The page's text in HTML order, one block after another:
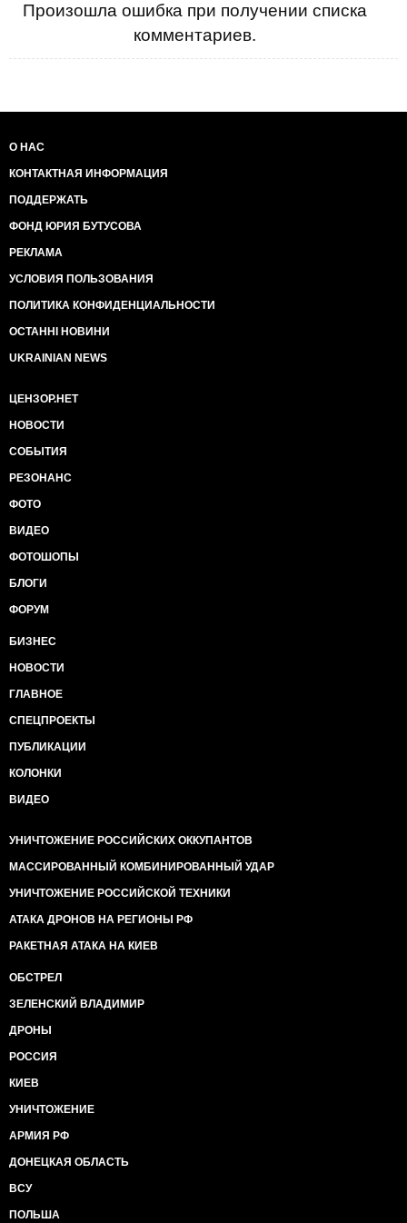
Произошла ошибка при получении списка
комментариев.
О НАС
КОНТАКТНАЯ ИНФОРМАЦИЯ
ПОДДЕРЖАТЬ
ФОНД ЮРИЯ БУТУСОВА
РЕКЛАМА
УСЛОВИЯ ПОЛЬЗОВАНИЯ
ПОЛИТИКА КОНФИДЕНЦИАЛЬНОСТИ
ОСТАННІ НОВИНИ
UKRAINIAN NEWS
ЦЕНЗОР.НЕТ
НОВОСТИ
СОБЫТИЯ
РЕЗОНАНС
ФОТО
ВИДЕО
ФОТОШОПЫ
БЛОГИ
ФОРУМ
БИЗНЕС
НОВОСТИ
ГЛАВНОЕ
СПЕЦПРОЕКТЫ
ПУБЛИКАЦИИ
КОЛОНКИ
ВИДЕО
УНИЧТОЖЕНИЕ РОССИЙСКИХ ОККУПАНТОВ
МАССИРОВАННЫЙ КОМБИНИРОВАННЫЙ УДАР
УНИЧТОЖЕНИЕ РОССИЙСКОЙ ТЕХНИКИ
АТАКА ДРОНОВ НА РЕГИОНЫ РФ
РАКЕТНАЯ АТАКА НА КИЕВ
ОБСТРЕЛ
ЗЕЛЕНСКИЙ ВЛАДИМИР
ДРОНЫ
РОССИЯ
КИЕВ
УНИЧТОЖЕНИЕ
АРМИЯ РФ
ДОНЕЦКАЯ ОБЛАСТЬ
ВСУ
ПОЛЬША